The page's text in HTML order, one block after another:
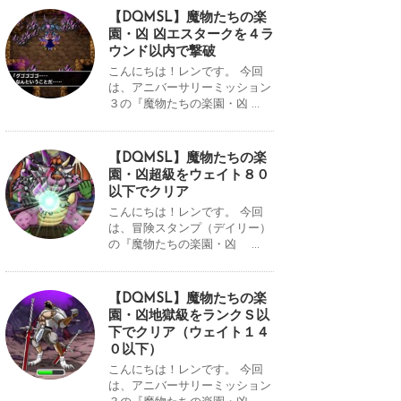
【DQMSL】魔物たちの楽
園・凶 凶エスタークを４ラ
ウンド以内で撃破
こんにちは！レンです。 今回
は、アニバーサリーミッション
３の『魔物たちの楽園・凶 ...
【DQMSL】魔物たちの楽
園・凶超級をウェイト８０
以下でクリア
こんにちは！レンです。 今回
は、冒険スタンプ（デイリー）
の『魔物たちの楽園・凶 ...
【DQMSL】魔物たちの楽
園・凶地獄級をランクＳ以
下でクリア（ウェイト１４
０以下）
こんにちは！レンです。 今回
は、アニバーサリーミッション